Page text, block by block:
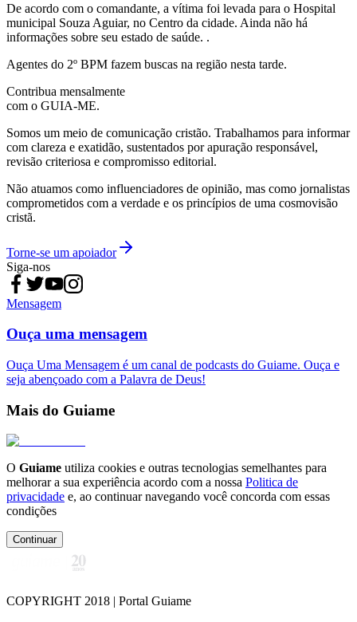
De acordo com o comandante, a vítima foi levada para o Hospital
municipal Souza Aguiar, no Centro da cidade. Ainda não há
informações sobre seu estado de saúde. .
Agentes do 2º BPM fazem buscas na região nesta tarde.
Contribua mensalmente
com o GUIA-ME.
Somos um meio de comunicação cristão. Trabalhamos para informar
com clareza e exatidão, sustentados por apuração responsável,
revisão criteriosa e compromisso editorial.
Não atuamos como influenciadores de opinião, mas como jornalistas
comprometidos com a verdade e os princípios de uma cosmovisão
cristã.
Torne-se um apoiador
Siga-nos
Mensagem
Ouça uma mensagem
Ouça Uma Mensagem é um canal de podcasts do Guiame. Ouça e
seja abençoado com a Palavra de Deus!
Mais do Guiame
O Guiame utiliza cookies e outras tecnologias semelhantes para
melhorar a sua experiência acordo com a nossa Politica de
privacidade e, ao continuar navegando você concorda com essas
condições
Continuar
COPYRIGHT 2018 | Portal Guiame